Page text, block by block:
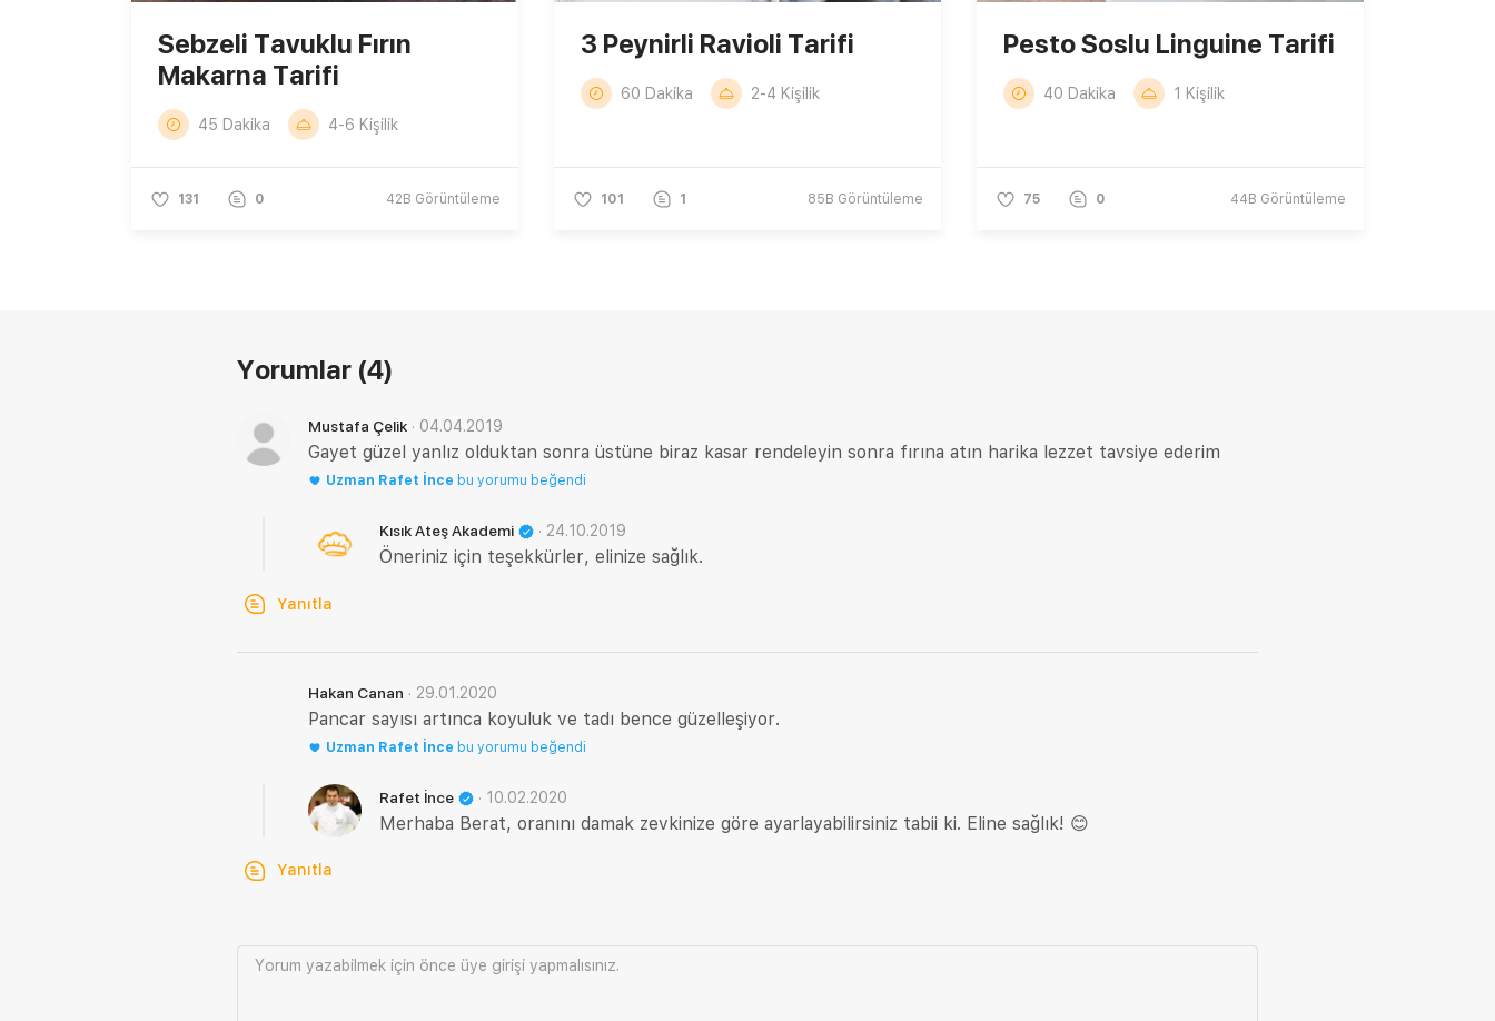
Sebzeli Tavuklu Fırın
Makarna Tarifi
45 Dakika 4-6 Kişilik
131 0 42B Görüntüleme
3 Peynirli Ravioli Tarifi
60 Dakika 2-4 Kişilik
101 1 85B Görüntüleme
Pesto Soslu Linguine Tarifi
40 Dakika 1 Kişilik
75 0 44B Görüntüleme
Yorumlar (4)
Mustafa Çelik · 04.04.2019
Gayet güzel yanlız olduktan sonra üstüne biraz kasar rendeleyin sonra fırına atın harika lezzet tavsiye ederim
Uzman Rafet İnce bu yorumu beğendi
Kısık Ateş Akademi · 24.10.2019
Öneriniz için teşekkürler, elinize sağlık.
Yanıtla
Hakan Canan · 29.01.2020
Pancar sayısı artınca koyuluk ve tadı bence güzelleşiyor.
Uzman Rafet İnce bu yorumu beğendi
Rafet İnce · 10.02.2020
Merhaba Berat, oranını damak zevkinize göre ayarlayabilirsiniz tabii ki. Eline sağlık! 😊
Yanıtla
Yorum yazabilmek için önce üye girişi yapmalısınız.